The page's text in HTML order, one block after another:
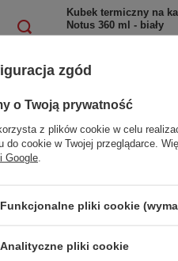
Kubek termiczny na
Notus 360 ml - biały
+ Dodaj do porównania
zgód
o Twoją prywatność
z plików cookie w celu
do cookie w Twojej przeglądarce.
Google
Funkcjonalne pliki cookie
Analityczne pliki cookie